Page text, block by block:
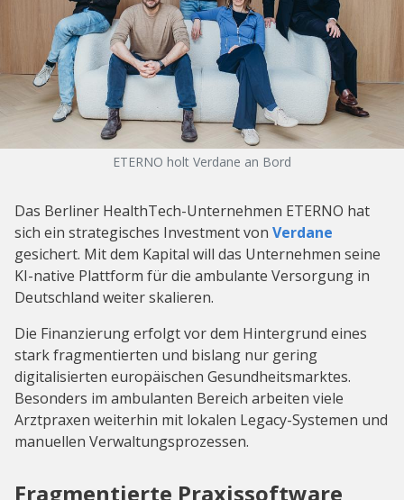
ETERNO holt Verdane an Bord
Das Berliner HealthTech-Unternehmen ETERNO hat
sich ein strategisches Investment von Verdane
gesichert. Mit dem Kapital will das Unternehmen seine
KI-native Plattform für die ambulante Versorgung in
Deutschland weiter skalieren.
Die Finanzierung erfolgt vor dem Hintergrund eines
stark fragmentierten und bislang nur gering
digitalisierten europäischen Gesundheitsmarktes.
Besonders im ambulanten Bereich arbeiten viele
Arztpraxen weiterhin mit lokalen Legacy-Systemen und
manuellen Verwaltungsprozessen.
Fragmentierte Praxissoftware